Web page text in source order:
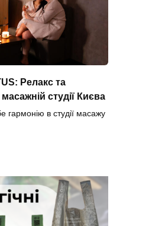
Релакс та
студії Києва
гармонію в студії масажу